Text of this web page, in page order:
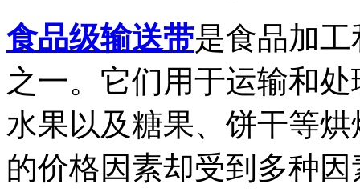
食品级输送带是食品加
之一。它们用于运输和
水果以及糖果、饼干等
的价格因素却受到多种